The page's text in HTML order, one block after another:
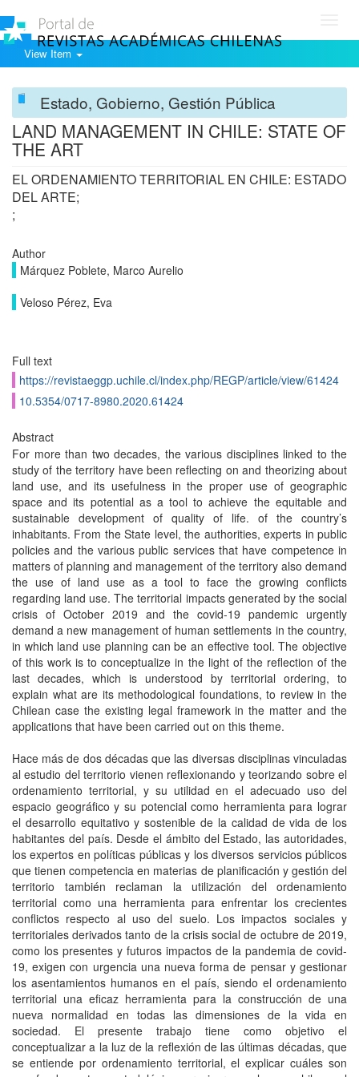
View Item
Estado, Gobierno, Gestión Pública
LAND MANAGEMENT IN CHILE: STATE OF
THE ART
EL ORDENAMIENTO TERRITORIAL EN CHILE: ESTADO
DEL ARTE;
;
Author
Márquez Poblete, Marco Aurelio
Veloso Pérez, Eva
Full text
https://revistaeggp.uchile.cl/index.php/REGP/article/view/61424
10.5354/0717-8980.2020.61424
Abstract
For more than two decades, the various disciplines linked to the
study of the territory have been reflecting on and theorizing about
land use, and its usefulness in the proper use of geographic
space and its potential as a tool to achieve the equitable and
sustainable development of quality of life. of the country’s
inhabitants. From the State level, the authorities, experts in public
policies and the various public services that have competence in
matters of planning and management of the territory also demand
the use of land use as a tool to face the growing conflicts
regarding land use. The territorial impacts generated by the social
crisis of October 2019 and the covid-19 pandemic urgently
demand a new management of human settlements in the country,
in which land use planning can be an effective tool. The objective
of this work is to conceptualize in the light of the reflection of the
last decades, which is understood by territorial ordering, to
explain what are its methodological foundations, to review in the
Chilean case the existing legal framework in the matter and the
applications that have been carried out on this theme.
Hace más de dos décadas que las diversas disciplinas vinculadas
al estudio del territorio vienen reflexionando y teorizando sobre el
ordenamiento territorial, y su utilidad en el adecuado uso del
espacio geográfico y su potencial como herramienta para lograr
el desarrollo equitativo y sostenible de la calidad de vida de los
habitantes del país. Desde el ámbito del Estado, las autoridades,
los expertos en políticas públicas y los diversos servicios públicos
que tienen competencia en materias de planificación y gestión del
territorio también reclaman la utilización del ordenamiento
territorial como una herramienta para enfrentar los crecientes
conflictos respecto al uso del suelo. Los impactos sociales y
territoriales derivados tanto de la crisis social de octubre de 2019,
como los presentes y futuros impactos de la pandemia de covid-
19, exigen con urgencia una nueva forma de pensar y gestionar
los asentamientos humanos en el país, siendo el ordenamiento
territorial una eficaz herramienta para la construcción de una
nueva normalidad en todas las dimensiones de la vida en
sociedad. El presente trabajo tiene como objetivo el
conceptualizar a la luz de la reflexión de las últimas décadas, que
se entiende por ordenamiento territorial, el explicar cuáles son